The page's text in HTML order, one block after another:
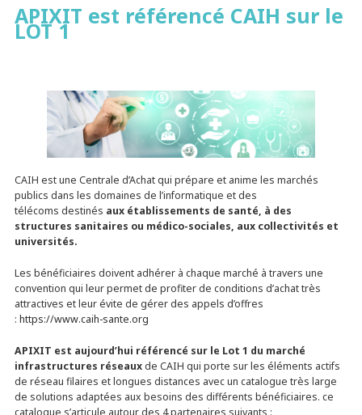
APIXIT est référencé CAIH sur le
LOT 1
CAIH est une Centrale d’Achat qui prépare et anime les marchés
publics dans les domaines de l’informatique et des
télécoms destinés aux établissements de santé, à des
structures sanitaires ou médico-sociales, aux collectivités et
universités.
Les bénéficiaires doivent adhérer à chaque marché à travers une
convention qui leur permet de profiter de conditions d’achat très
attractives et leur évite de gérer des appels d’offres
: https://www.caih-sante.org
APIXIT est aujourd’hui référencé sur le Lot 1 du marché
infrastructures réseauxde CAIH qui porte sur les éléments actifs
de réseau filaires et longues distances avec un catalogue très large
de solutions adaptées aux besoins des différents bénéficiaires. ce